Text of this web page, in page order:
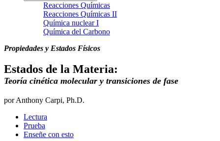
Reacciones Químicas
Reacciones Químicas II
Química nuclear I
Química del Carbono
Propiedades y Estados Físicos
Estados de la Materia:
Teoría cinética molecular y transiciones de fase
por Anthony Carpi, Ph.D.
Lectura
Prueba
Enseñe con esto